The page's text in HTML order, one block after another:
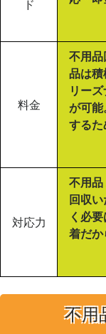
ド
料金
不用
品は積
リー
が可
する
対応力
不用品
回収
く必
着だ
不用